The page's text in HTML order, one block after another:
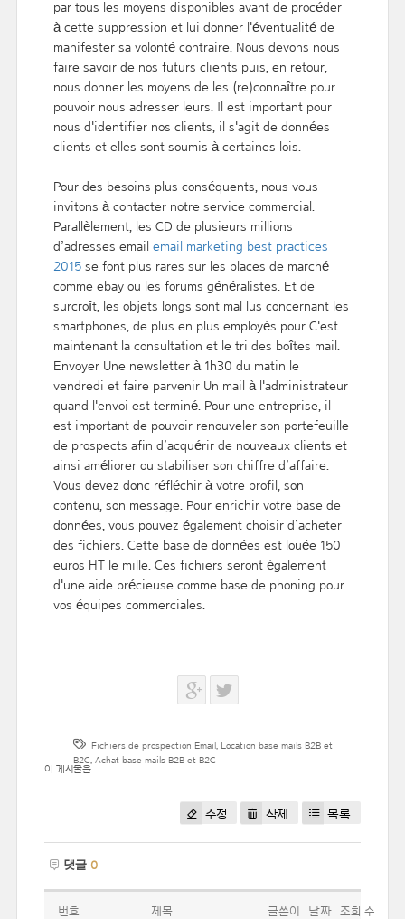
par tous les moyens disponibles avant de procéder
à cette suppression et lui donner l'éventualité de
manifester sa volonté contraire. Nous devons nous
faire savoir de nos futurs clients puis, en retour,
nous donner les moyens de les (re)connaître pour
pouvoir nous adresser leurs. Il est important pour
nous d'identifier nos clients, il s'agit de données
clients et elles sont soumis à certaines lois.
Pour des besoins plus conséquents, nous vous
invitons à contacter notre service commercial.
Parallèlement, les CD de plusieurs millions
d’adresses email email marketing best practices
2015se font plus rares sur les places de marché
comme ebay ou les forums généralistes. Et de
surcroît, les objets longs sont mal lus concernant les
smartphones, de plus en plus employés pour C'est
maintenant la consultation et le tri des boîtes mail.
Envoyer Une newsletter à 1h30 du matin le
vendredi et faire parvenir Un mail à l'administrateur
quand l'envoi est terminé. Pour une entreprise, il
est important de pouvoir renouveler son portefeuille
de prospects afin d’acquérir de nouveaux clients et
ainsi améliorer ou stabiliser son chiffre d’affaire.
Vous devez donc réfléchir à votre profil, son
contenu, son message. Pour enrichir votre base de
données, vous pouvez également choisir d’acheter
des fichiers. Cette base de données est louée 150
euros HT le mille. Ces fichiers seront également
d'une aide précieuse comme base de phoning pour
vos équipes commerciales.
Fichiers de prospection Email , Location base mails B2B et
B2C, Achat base mails B2B et B2C
이 게시물을
수정 삭제 목록
댓글 0
번호 제목 글쓴이 날짜 조회 수